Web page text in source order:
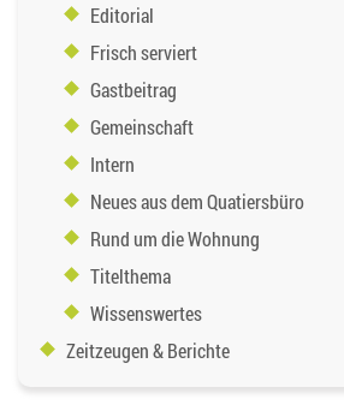
Editorial
Frisch serviert
Gastbeitrag
Gemeinschaft
Intern
Neues aus dem Quatiersbüro
Rund um die Wohnung
Titelthema
Wissenswertes
Zeitzeugen & Berichte